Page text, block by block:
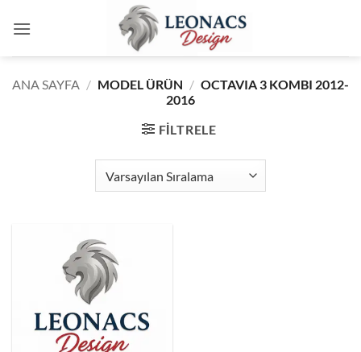
atla
ANA SAYFA / MODEL ÜRÜN / OCTAVIA 3 KOMBI 2012-
2016
FILTRELE